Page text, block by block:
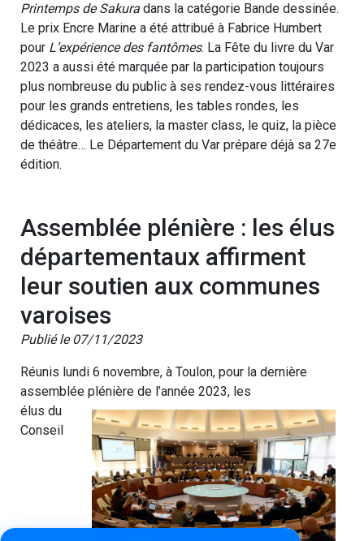
Printemps de Sakura dans la catégorie Bande dessinée.
Le prix Encre Marine a été attribué à Fabrice Humbert
pour L’expérience des fantômes. La Fête du livre du Var
2023 a aussi été marquée par la participation toujours
plus nombreuse du public à ses rendez-vous littéraires
pour les grands entretiens, les tables rondes, les
dédicaces, les ateliers, la master class, le quiz, la pièce
de théâtre… Le Département du Var prépare déjà sa 27e
édition.
Assemblée plénière : les élus
départementaux affirment
leur soutien aux communes
varoises
Publié le 07/11/2023
Réunis lundi 6 novembre, à Toulon, pour la dernière
assemblée plénière de l’année 2023, les
élus du
Conseil